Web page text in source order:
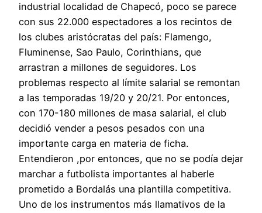
industrial localidad de Chapecó, poco se parece
con sus 22.000 espectadores a los recintos de
los clubes aristócratas del país: Flamengo,
Fluminense, Sao Paulo, Corinthians, que
arrastran a millones de seguidores. Los
problemas respecto al límite salarial se remontan
a las temporadas 19/20 y 20/21. Por entonces,
con 170-180 millones de masa salarial, el club
decidió vender a pesos pesados con una
importante carga en materia de ficha.
Entendieron ,por entonces, que no se podía dejar
marchar a futbolista importantes al haberle
prometido a Bordalás una plantilla competitiva.
Uno de los instrumentos más llamativos de la